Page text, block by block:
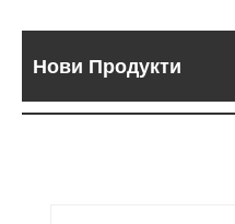
Нови Продукти